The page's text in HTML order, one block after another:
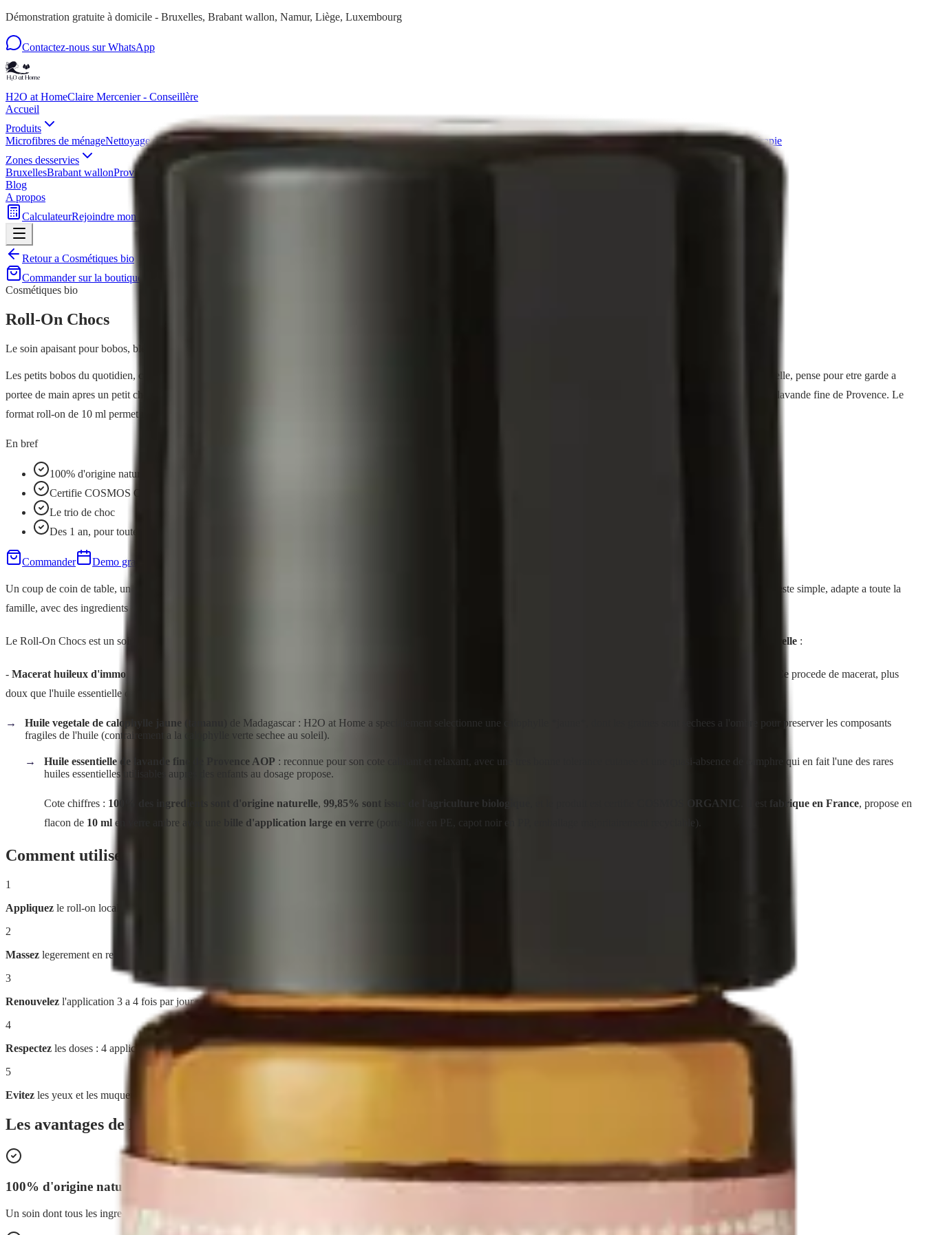
Démonstration gratuite à domicile - Bruxelles, Brabant wallon, Namur, Liège, Luxembourg
Contactez-nous sur WhatsApp
H2O at HomeClaire Mercenier - Conseillère
Accueil
Produits
Microfibres de ménageNettoyage de la maisonNettoyage et entretien du solNettoyage et entretien vaisselleNettoyage du lingeLinge de bain
Aromathérapie
Zones desservies
BruxellesBrabant wallonProvince de Namur Province de LiègeProvince de Luxembourg
Blog
A propos
CalculateurRejoindre mon équipe
Retour a Cosmétiques bio
Commander sur la boutique
Cosmétiques bio
Roll-On Chocs
Le soin apaisant pour bobos, bleus et bosses
Les petits bobos du quotidien, ca arrive a toute la famille, des cascadeurs en herbe aux plus grands. Le Roll-On Chocs H2O at Home est un soin cosmetique 100% d'origine naturelle, pense pour etre garde a
portee de main apres un petit choc. Sa formule reunit un trio de choc : un macerat huileux d'immortelle de Corse, une huile de calophylle jaune et une touche d'huile essentielle de lavande fine de Provence. Le
format roll-on de 10 ml permet une application precise et hygienique, sans se salir les mains.
En bref
100% d'origine naturelle
Certifie COSMOS ORGANIC
Le trio de choc
Des 1 an, pour toute la famille
Commander Demo gratuite
Un coup de coin de table, une chute a velo, un petit choc en jouant... on cherche souvent quelque chose de doux a appliquer, tout de suite, sur la zone concernee. On aimerait un geste simple, adapte a toute la
famille, avec des ingredients d'origine naturelle plutot que des formules chargees en composants synthetiques.
Le Roll-On Chocs est un soin cosmetique concu pour toute la famille, adapte a un large public y compris les enfants a partir de 1 an. Sa force, c'est un trio d'actifs d'origine naturelle :
- Macerat huileux d'immortelle (helichryse italienne) de Corse
: les fleurs sont mises a macerer dans de l'huile de tournesol bio pendant plusieurs jours (en moyenne 25 jours). Ce procede de macerat, plus
doux que l'huile essentielle d'immortelle, est ce qui rend le soin sur pour les tout-petits des 1 an.
Huile vegetale de calophylle jaune (tamanu)
de Madagascar : H2O at Home a specialement selectionne une calophylle *jaune*, dont les graines sont sechees a l'ombre pour preserver les composants
fragiles de l'huile (contrairement a la calophylle verte sechee au soleil).
Huile essentielle de lavande fine de Provence AOP : reconnue pour son cote calmant et relaxant, avec une tres bonne tolerance cutanee et une quasi-absence de camphre qui en fait l'une des rares
huiles essentielles utilisables aupres des enfants au dosage propose.
Cote chiffres : 100% des ingredients sont d'origine naturelle, 99,85% sont issus de l'agriculture biologique COSMOS ORGANIC . Il est fabrique en France, propose en
flacon de 10 ml en verre ambre avec une bille d'application large en verre (porte-bille en PE, capot noir en PP, emballage majoritairement recyclable).
Comment utiliser
1
Appliquez le roll-on localement, juste apres un petit choc, sur la zone concernee.
2
Massez legerement en realisant un mouvement circulaire, du centre vers l'exterieur, si la zone n'est pas trop douloureuse : ce geste mecanique complete l'action des plantes.
3
Renouvelez l'application 3 a 4 fois par jour selon les besoins.
4
Respectez les doses : 4 applications maximum par jour pour les adultes, 3 maximum pour les enfants.
5
Evitez les yeux et les muqueuses, ainsi que les plaies et eraflures : usage externe uniquement, ne pas ingerer.
Les avantages de Roll-On Chocs
100% d'origine naturelle
Un soin dont tous les ingredients sont d'origine naturelle et dont 99,85% sont issus de l'agriculture biologique.